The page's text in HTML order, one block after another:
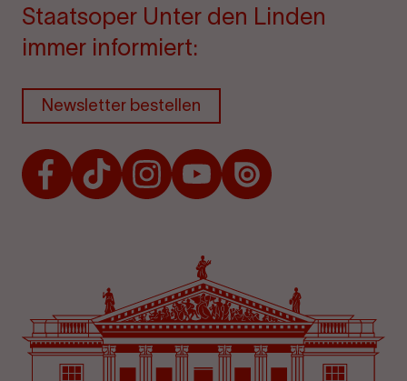
Staatsoper Unter den Linden
immer informiert:
Newsletter bestellen
FacebookTikTokInstagramYoutubeIssuu